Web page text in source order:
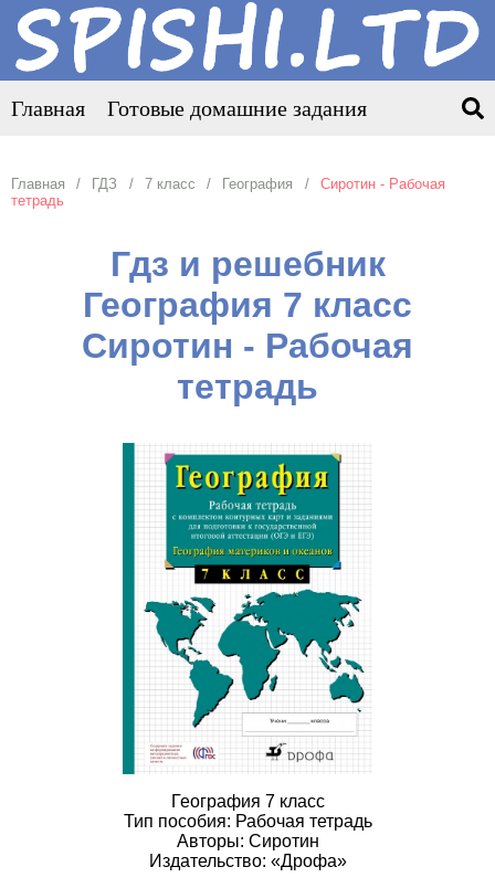
Главная Готовые домашние задания
Главная ГДЗ 7 класс География
Сиротин - Рабочая
тетрадь
Гдз и решебник
География 7 класс
Сиротин - Рабочая
тетрадь
География 7 класс
Тип пособия: Рабочая тетрадь
Авторы: Сиротин
Издательство: «Дрофа»